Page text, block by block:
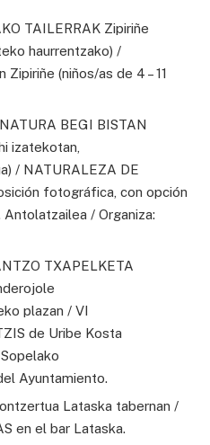
TAILERRAK Zipiriñe
haurrentzako) /
(niños/as de 4 – 11
BEGI BISTAN
izatekotan,
/ NATURALEZA DE
fotográfica, con opción
/ Organiza:
TXAPELKETA
plazan / VI
de Uribe Kosta
Ayuntamiento.
Lataska tabernan /
en el bar Lataska.